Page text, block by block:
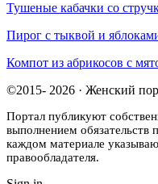
Тушеные кабачки со
Пирог с тыквой и
Компот из абрикосов с
©2015- 2026 · Женский
Портал публикуют
выполнением обязательств
каждом материале
правообладателя.